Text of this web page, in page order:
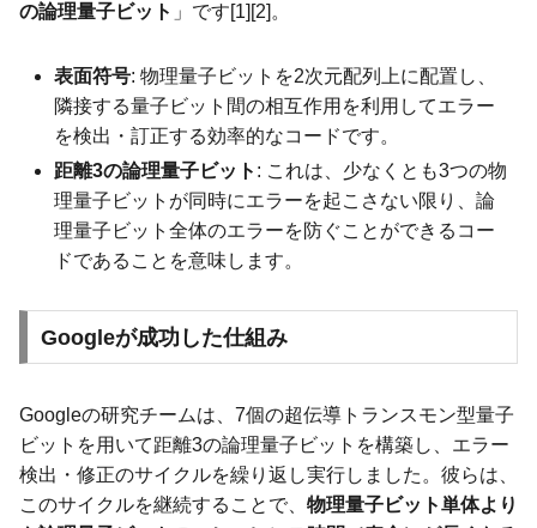
の論理量子ビット 」です[1][2]。
表面符号: 物理量子ビットを2次元配列上に配置し、
隣接する量子ビット間の相互作用を利用してエラー
を検出・訂正する効率的なコードです。
距離3の論理量子ビット : これは、少なくとも3つの物
理量子ビットが同時にエラーを起こさない限り、論
理量子ビット全体のエラーを防ぐことができるコー
ドであることを意味します。
Googleが成功した仕組み
Googleの研究チームは、7個の超伝導トランスモン型量子
ビットを用いて距離3の論理量子ビットを構築し、エラー
検出・修正のサイクルを繰り返し実行しました。彼らは、
このサイクルを継続することで、 物理量子ビット単体より